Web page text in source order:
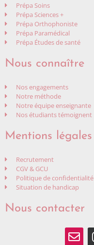
Prépa Soins
Prépa Sciences +
Prépa Orthophoniste
Prépa Paramédical
Prépa Études de santé
Nous connaître
Nos engagements
Notre méthode
Notre équipe enseignante
Nos étudiants témoignent
Mentions légales
Recrutement
CGV & GCU
Politique de confidentialité
Situation de handicap
Nous contacter